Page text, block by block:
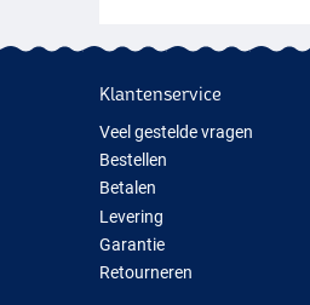
Klantenservice
Veel gestelde vragen
Bestellen
Betalen
Levering
Garantie
Retourneren